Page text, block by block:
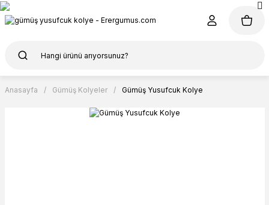
Anasayfa Gümüş Kolyeler Gümüş Yusufcuk Kolye